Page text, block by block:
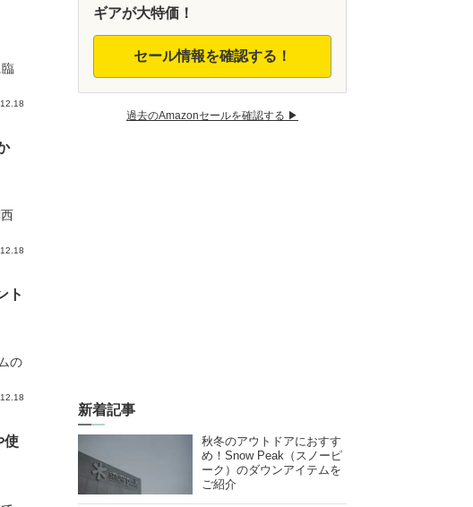
ト
の
使
ギアが大特価！
セール情報を確認する！
過去のAmazonセールを確認する ▶︎
新着記事
秋冬のアウトドアにおすす
め！Snow Peak（スノーピ
ーク）のダウンアイテムを
ご紹介